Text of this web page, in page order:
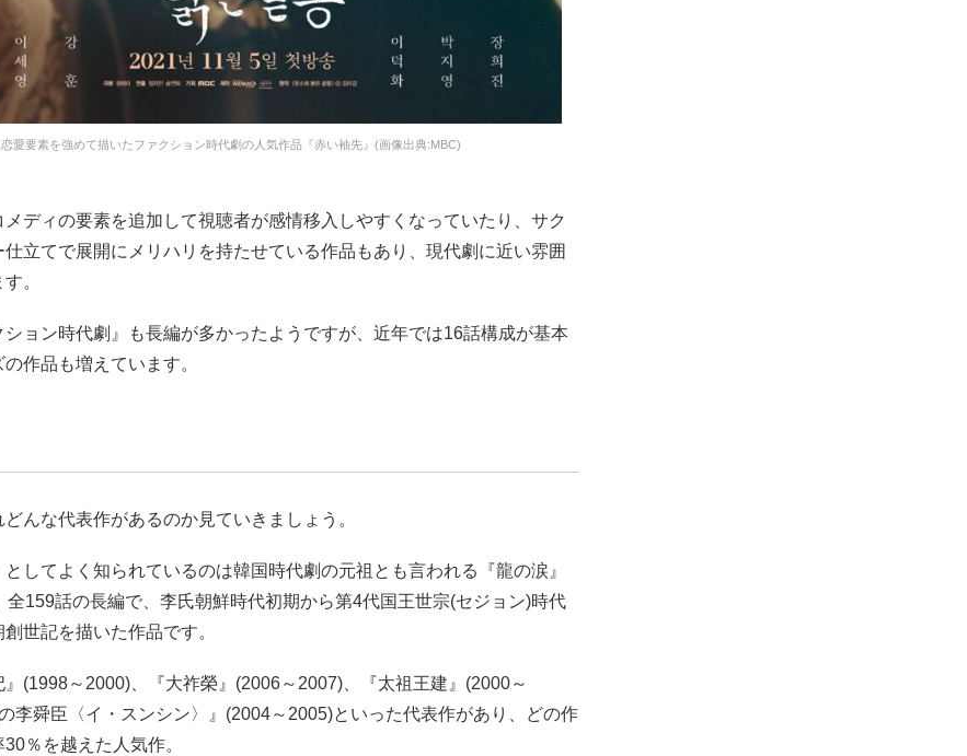
恋愛要素を強めて描いたファクション時代劇の人気作品『赤い袖先』(画像出典:MBC)
メディの要素を追加して視聴者が感情移入しやすくなっていたり、サク
仕立てで展開にメリハリを持たせている作品もあり、現代劇に近い雰囲
。
ション時代劇』も長編が多かったようですが、近年では16話構成が基本
作品も増えています。
んな代表作があるのか見ていきましょう。
としてよく知られているのは韓国時代劇の元祖とも言われる『龍の涙』
全159話の長編で、李氏朝鮮時代初期から第4代国王世宗(セジョン)時代
世記を描いた作品です。
(1998～2000)、『大祚榮』(2006～2007)、『太祖王建』(2000～
李舜臣〈イ・スンシン〉』(2004～2005)といった代表作があり、どの作
％を越えた人気作。